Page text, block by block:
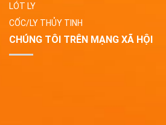
LÓT LY
CỐC/LY THỦY TINH
CHÚNG TÔI TRÊN MẠNG XÃ HỘI